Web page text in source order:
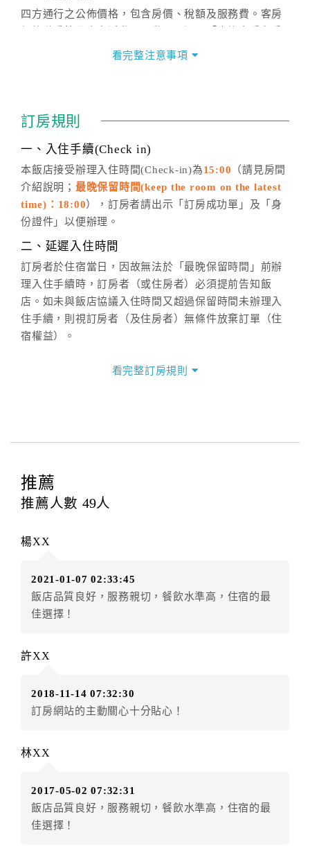
四方通行之公佈價格，包含房價、稅額及服務費。客房
價」之當日價格為標準。
話方式異動訂單。
※非客服時間之申辦異動，皆為次日計算及辦理。
五、客服時間
週一至週日，上午9:00～晚上6:00
六、聯絡方式
(07)9682715 。
看完整注意事項
訂房規則
一、入住手續(Check in)
本飯店接受辦理入住時間(Check-in)為15:00 （請見房間
介紹說明； 最晚保留時間(keep the room on the latest
time)：18:00），訂房者請出示「訂房成功單」及「身
份證件」以便辦理。
二、延遲入住時間
訂房者於住宿當日，因故無法於「最晚保留時間」前辦
理入住手續時，訂房者（或住房者）必須提前告知飯
店。如未與飯店協議入住時間又超過保留時間未辦理入
住手續，則視訂房者（及住房者）無條件放棄訂單（住
宿權益）。
四、訂單異動
提出申辦不得異動訂單。
每筆訂單異動限定
辦理取消退款。
房者應補足差額。（限原訂飯店）
房者不得要求退其差額。（限原訂飯店）
五、保留住宿權益(保留住房)
（提出申辦日為保留起算日）
店客滿，敬請及早計畫，如逾時未提出申辦，視同無條
件放棄訂單（住宿權益）。 （限原訂飯店使用）
得辦理取消退款。
．訂單異動後，訂單費用總計小於原訂單費用總計時，
訂房者不得要求退其差額。限原訂飯店
看完整訂房規則
推薦
推薦人數 49人
楊XX
2021-01-07 02:33:45
飯店品質良好，服務親切，餐飲水準高，住宿的最
佳選擇！
許XX
2018-11-14 07:32:30
訂房網站的主動關心十分貼心！
林XX
2017-05-02 07:32:31
飯店品質良好，服務親切，餐飲水準高，住宿的最
佳選擇！